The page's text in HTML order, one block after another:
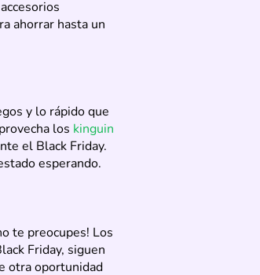
ahorrar hasta un
y lo rápido que
los kinguin
el Black Friday.
esperando.
te preocupes! Los
Friday, siguen
otra oportunidad